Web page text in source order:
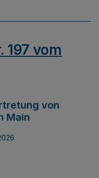
197 vom
von
Main